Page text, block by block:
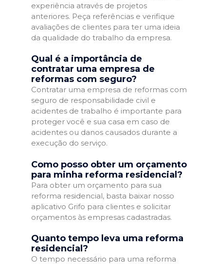
experiência através de projetos
anteriores. Peça referências e verifique
avaliações de clientes para ter uma ideia
da qualidade do trabalho da empresa.
Qual é a importância de
contratar uma empresa de
reformas com seguro?
Contratar uma empresa de reformas com
seguro de responsabilidade civil e
acidentes de trabalho é importante para
proteger você e sua casa em caso de
acidentes ou danos causados durante a
execução do serviço.
Como posso obter um orçamento
para minha reforma residencial?
Para obter um orçamento para sua
reforma residencial, basta baixar nosso
aplicativo Grifo para clientes e solicitar
orçamentos às empresas cadastradas.
Quanto tempo leva uma reforma
residencial?
O tempo necessário para uma reforma